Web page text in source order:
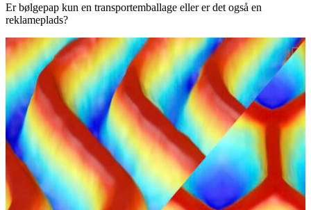
Er bølgepap kun en transportemballage eller er det også en
reklameplads?